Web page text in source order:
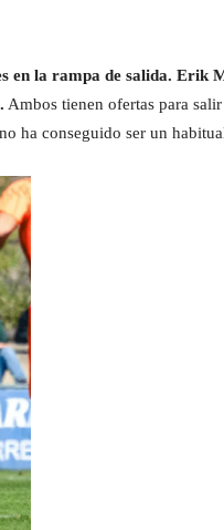
en la rampa de salida. Erik
Ambos tienen ofertas para
ha conseguido ser un